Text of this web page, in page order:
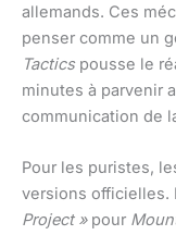
allemands. Ces
penser comme un
Tacticspousse le
minutes à parvenir
communication de
Pour les puristes,
versions officielles.
Project »pour